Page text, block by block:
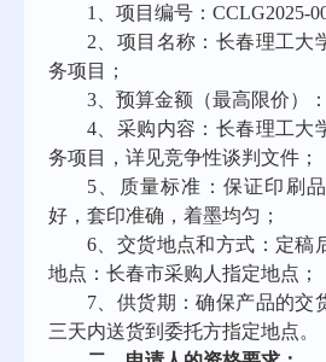
1、项目编号：CCLG2025-
2、项目名称： 长春理工大
务项目；
3、预算金额（最高限价）：
4、采购内容： 长春理工大
务项目
，详见竞争性谈判文件；
5、质量标准：保证印刷
好，套印准确，着墨均匀；
6、交货地点和方式：定稿
地点：长春市采购人指定地点；
7、供货期：确保产品的交
三天内送货到委托方指定地点。